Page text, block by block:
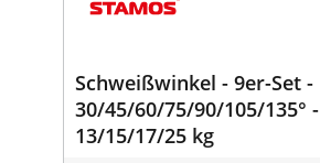
Schweißwinkel - 9er-Set -
30/45/60/75/90/105/135° -
13/15/17/25 kg